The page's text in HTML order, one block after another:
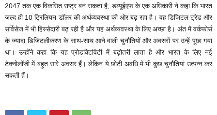
2047 तक एक विकसित राष्ट्र बन सकता है, डब्यूईएफ ‎के एक अ‎धिकारी ने कहा कि भारत
जल्द ही 10 ट्रिलियन डॉलर की अर्थव्यवस्था की ओर बढ़ रहा है। वह डिजिटल ट्रेड और
सर्विसेज में भी हिस्सेदारी बढ़ रही है और यह अर्थव्यवस्था के लिए अच्छा है। अंत में वर्कफोर्स
के ज्यादा डिजिटलीकरण के साथ-साथ आने वाली चुनौतियों और अवसरों पर उन्हें पूछा गया
था। उन्होंने कहा कि यह प्रोडक्टिविटी में बढ़ोतरी लाता है और भारत के लिए नई
टेक्नोलॉजी में बहुत सारे अवसर हैं। लेकिन ये छोटी अवधि में भी कुछ चुनौतियां उत्पन्न कर
सकती हैं।